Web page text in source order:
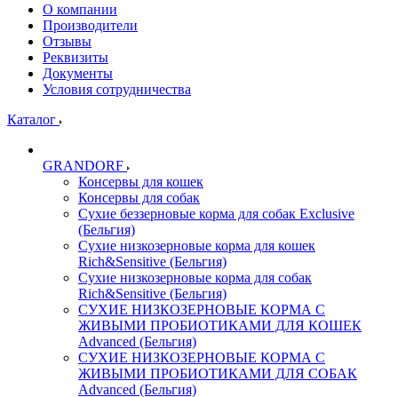
О компании
Производители
Отзывы
Реквизиты
Документы
Условия сотрудничества
Каталог
GRANDORF
Консервы для кошек
Консервы для собак
Сухие беззерновые корма для собак Exclusive
(Бельгия)
Сухие низкозерновые корма для кошек
Rich&Sensitive (Бельгия)
Сухие низкозерновые корма для собак
Rich&Sensitive (Бельгия)
СУХИЕ НИЗКОЗЕРНОВЫЕ КОРМА С
ЖИВЫМИ ПРОБИОТИКАМИ ДЛЯ КОШЕК
Advanced (Бельгия)
СУХИЕ НИЗКОЗЕРНОВЫЕ КОРМА С
ЖИВЫМИ ПРОБИОТИКАМИ ДЛЯ СОБАК
Advanced (Бельгия)